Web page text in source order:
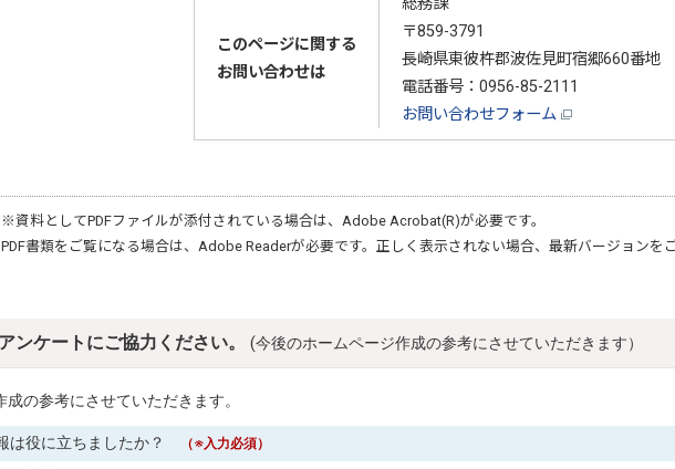
このページに関する
お問い合わせは
〒859-3791
長崎県東彼杵郡波佐見町宿郷660番地
電話番号： 0956-85-2111
お問い合わせフォーム
※資料としてPDFファイルが添付されている場合は、 Adobe Acrobat(R)が必要です。
PDF書類をご覧になる場合は、 Adobe Readerが必要です。正しく表示されない場合、最新バージョンを